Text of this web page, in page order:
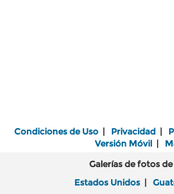
Condiciones de Uso | Privacidad |
Versión Móvil|
Galerías de fotos
Estados Unidos |